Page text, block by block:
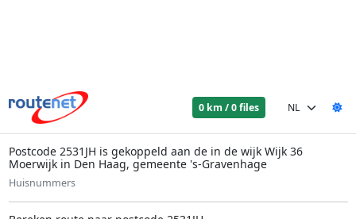
0 km / 0 files
Postcode 2531JH is gekoppeld aan de in de wijk Wijk 36
Moerwijk in Den Haag, gemeente 's-Gravenhage
Huisnummers